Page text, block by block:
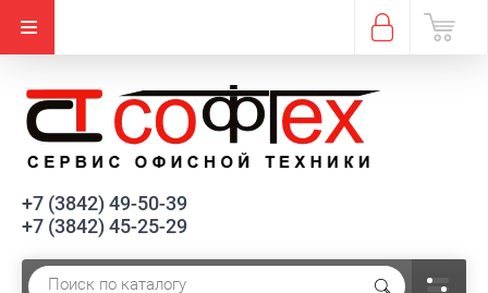
+7 (3842) 49-50-39
+7 (3842) 45-25-29